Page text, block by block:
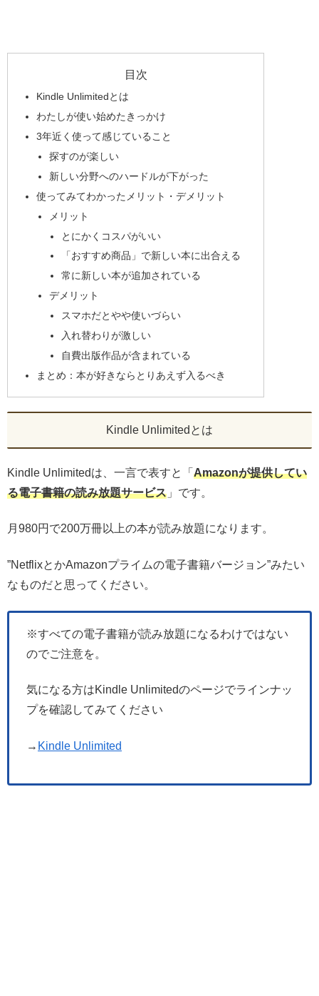
目次
Kindle Unlimitedとは
わたしが使い始めたきっかけ
3年近く使って感じていること
探すのが楽しい
新しい分野へのハードルが下がった
使ってみてわかったメリット・デメリット
メリット
とにかくコスパがいい
「おすすめ商品」で新しい本に出合える
常に新しい本が追加されている
デメリット
スマホだとやや使いづらい
入れ替わりが激しい
自費出版作品が含まれている
まとめ：本が好きならとりあえず入るべき
Kindle Unlimitedとは
Kindle Unlimitedは、一言で表すと「 Amazonが提供してい
る電子書籍の読み放題サービス 」です。
月980円で200万冊以上の本が読み放題になります。
”NetflixとかAmazonプライムの電子書籍バージョン”みたい
なものだと思ってください。
※すべての電子書籍が読み放題になるわけではない
のでご注意を。
気になる方はKindle Unlimitedのページでラインナッ
プを確認してみてください
→ Kindle Unlimited